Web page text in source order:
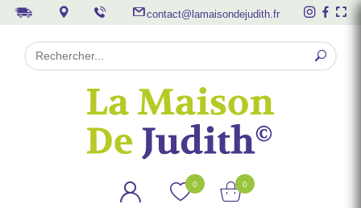
contact@lamaisondejudith.fr
0 0